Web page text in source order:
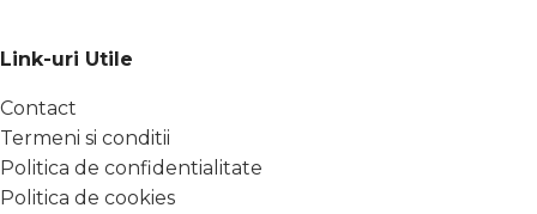
Link-uri Utile
Contact
Termeni si conditii
Politica de confidentialitate
Politica de cookies